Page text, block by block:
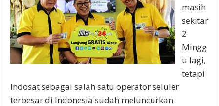
masih
sekitar
2
Mingg
u lagi,
tetapi
Indosat sebagai salah satu operator seluler
terbesar di Indonesia sudah meluncurkan